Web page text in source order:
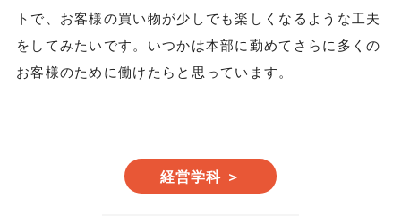
トで、お客様の買い物が少しでも楽しくなるような工夫
をしてみたいです。いつかは本部に勤めてさらに多くの
お客様のために働けたらと思っています。
経営学科 ＞